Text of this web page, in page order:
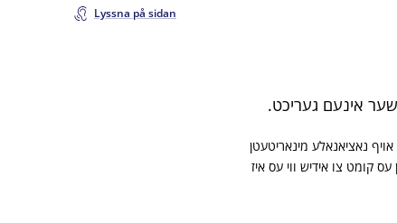
Lyssna på sidan
אינעם געריכט.
אויף נאציאנאלע מינאריטעטן
עס קומט צו אידיש ווי עס איז